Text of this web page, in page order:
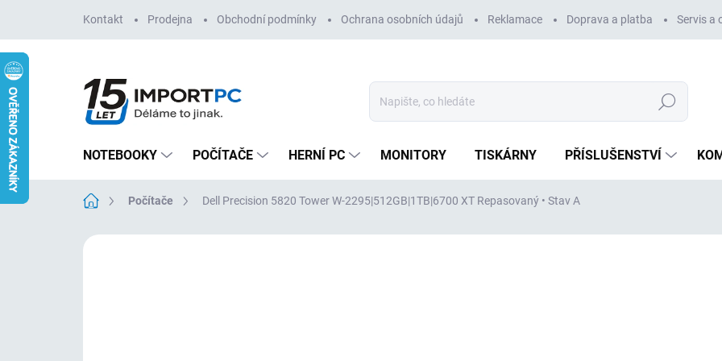
obsah
Kontakt Prodejna Obchodní podmínky Ochrana osobních údajů Reklamace Doprava a platba Servis a
Hledat
NOTEBOOKY POČÍTAČE HERNÍ PC MONITORY TISKÁRNY PŘÍSLUŠENSTVÍ
Domů Počítače Dell Precision 5820 Tower W-2295|512GB|1TB|6700 XT Repasovaný • Stav A